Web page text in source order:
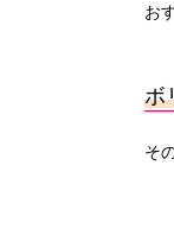
お
ボ
そ